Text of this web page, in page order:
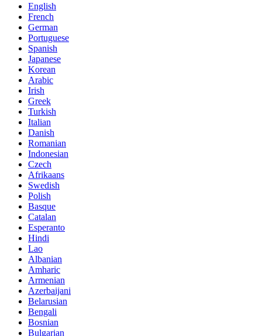
English
French
German
Portuguese
Spanish
Japanese
Korean
Arabic
Irish
Greek
Turkish
Italian
Danish
Romanian
Indonesian
Czech
Afrikaans
Swedish
Polish
Basque
Catalan
Esperanto
Hindi
Lao
Albanian
Amharic
Armenian
Azerbaijani
Belarusian
Bengali
Bosnian
Bulgarian